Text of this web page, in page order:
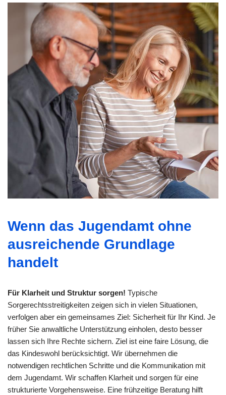
Wenn das Jugendamt ohne
ausreichende Grundlage
handelt
Für Klarheit und Struktur sorgen! Typische
Sorgerechtsstreitigkeiten zeigen sich in vielen Situationen,
verfolgen aber ein gemeinsames Ziel: Sicherheit für Ihr Kind. Je
früher Sie anwaltliche Unterstützung einholen, desto besser
lassen sich Ihre Rechte sichern. Ziel ist eine faire Lösung, die
das Kindeswohl berücksichtigt. Wir übernehmen die
notwendigen rechtlichen Schritte und die Kommunikation mit
dem Jugendamt. Wir schaffen Klarheit und sorgen für eine
strukturierte Vorgehensweise. Eine frühzeitige Beratung hilft